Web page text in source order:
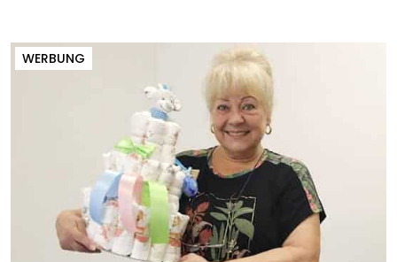
WERBUNG